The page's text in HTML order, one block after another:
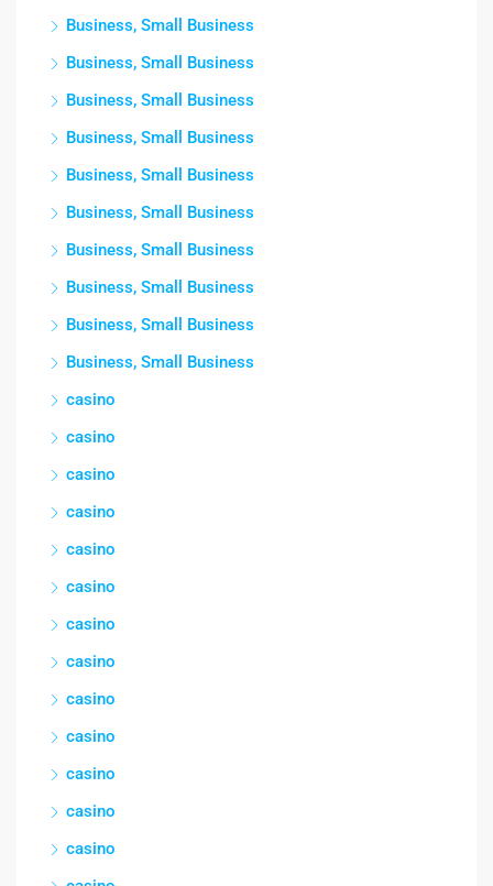
Business, Small Business
Business, Small Business
Business, Small Business
Business, Small Business
Business, Small Business
Business, Small Business
Business, Small Business
Business, Small Business
Business, Small Business
Business, Small Business
casino
casino
casino
casino
casino
casino
casino
casino
casino
casino
casino
casino
casino